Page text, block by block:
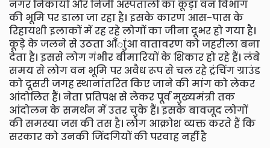
नगर निकायों और निजी अस्पतालों का कूड़ा वन विभाग
की भूमि पर डाला जा रहा है। इसके कारण आस-पास के
रिहायशी इलाकों में रह रहे लोगों का जीना दूभर हो गया है।
कूड़े के जलने से उठता आँाुंआ वातावरण को जहरीला बना
देता है। इससे लोग गंभीर बीमारियों के शिकार हो रहे हैं। लंबे
समय से लोग वन भूमि पर अवैध रूप से चल रहे ट्रंचिंग ग्राउंड
को दूसरी जगह स्थानांतरित किए जाने की मांग को लेकर
आंदोलित हैं। नेता प्रतिपक्ष से लेकर पूर्व मुख्यमंत्री तक
आंदोलन के समर्थन में उतर चुके हैं। इसके बावजूद लोगों
की समस्या जस की तस है। लोग आक्रोश व्यक्त करते हैं कि
सरकार को उनकी जिंदगियों की परवाह नहीं है